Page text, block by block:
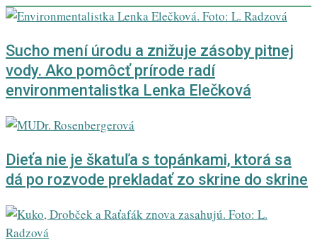
Sucho mení úrodu a znižuje zásoby pitnej
vody. Ako pomôcť prírode radí
environmentalistka Lenka Elečková
Dieťa nie je škatuľa s topánkami, ktorá sa
dá po rozvode prekladať zo skrine do skrine